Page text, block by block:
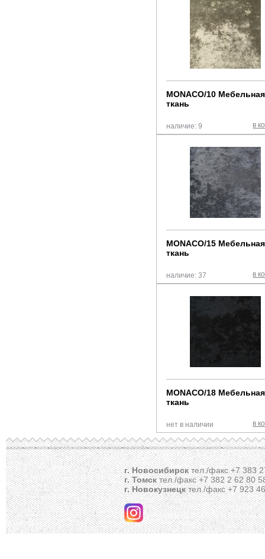
MONACO/10 Мебельная
ткань
в
наличие: 9
MONACO/15 Мебельная
ткань
в
наличие: 37
MONACO/18 Мебельная
ткань
в
нет в наличии
г. Новосибирсктел./факс +7 383
г. Томсктел./факс +7 382 2 62 80
г. Новокузнецктел./факс +7 923